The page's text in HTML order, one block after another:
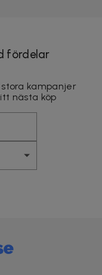
fördelar
kampanjer
nästa köp